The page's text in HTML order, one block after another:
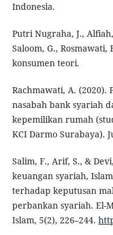
Indonesia.
Putri Nugraha, J.,
Saloom, G.,
konsumen teori.
Rachmawati, A. (2020).
nasabah bank syariah
kepemilikan rumah
KCI Darmo Surabaya).
Salim, F., Arif, S., &
keuangan syariah,
terhadap keputusan
perbankan syariah. El-
Islam, 5(2), 226–244.